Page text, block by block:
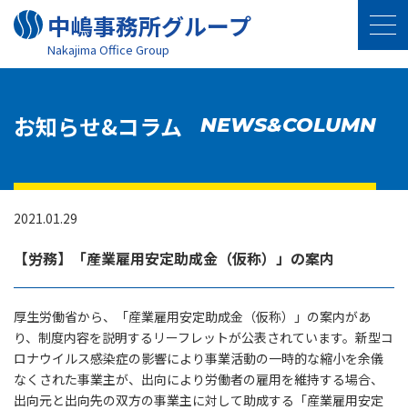
中嶋事務所グループ
Nakajima Oﬃce Group
お知らせ&コラム NEWS&COLUMN
2021.01.29
【労務】「産業雇用安定助成金（仮称）」の案内
厚生労働省から、「産業雇用安定助成金（仮称）」の案内があ
り、制度内容を説明するリーフレットが公表されています。新型コ
ロナウイルス感染症の影響により事業活動の一時的な縮小を余儀
なくされた事業主が、出向により労働者の雇用を維持する場合、
出向元と出向先の双方の事業主に対して助成する「産業雇用安定